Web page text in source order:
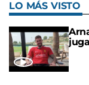
LO MÁS VISTO